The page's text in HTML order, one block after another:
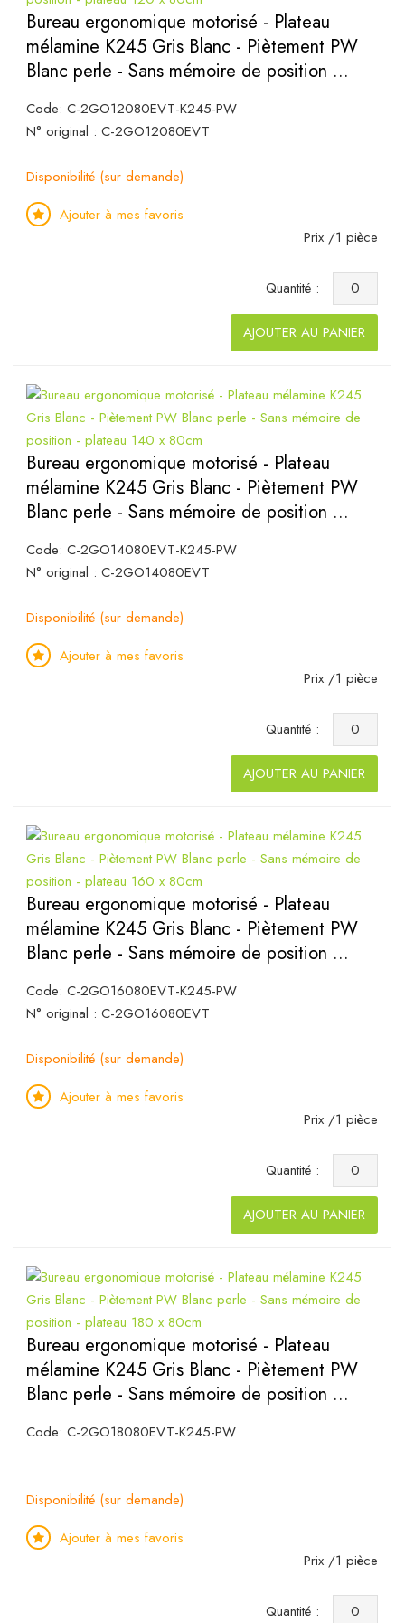
Bureau ergonomique motorisé - Plateau
mélamine K245 Gris Blanc - Piètement PW
Blanc perle - Sans mémoire de position ...
Code: C-2GO12080EVT-K245-PW
N° original : C-2GO12080EVT
Disponibilité (sur demande)
Ajouter à mes favoris
Prix /1 pièce
Quantité :
AJOUTER AU PANIER
Bureau ergonomique motorisé - Plateau
mélamine K245 Gris Blanc - Piètement PW
Blanc perle - Sans mémoire de position ...
Code: C-2GO14080EVT-K245-PW
N° original : C-2GO14080EVT
Disponibilité (sur demande)
Ajouter à mes favoris
Prix /1 pièce
Quantité :
AJOUTER AU PANIER
Bureau ergonomique motorisé - Plateau
mélamine K245 Gris Blanc - Piètement PW
Blanc perle - Sans mémoire de position ...
Code: C-2GO16080EVT-K245-PW
N° original : C-2GO16080EVT
Disponibilité (sur demande)
Ajouter à mes favoris
Prix /1 pièce
Quantité :
AJOUTER AU PANIER
Bureau ergonomique motorisé - Plateau
mélamine K245 Gris Blanc - Piètement PW
Blanc perle - Sans mémoire de position ...
Code: C-2GO18080EVT-K245-PW
Disponibilité (sur demande)
Ajouter à mes favoris
Prix /1 pièce
Quantité :